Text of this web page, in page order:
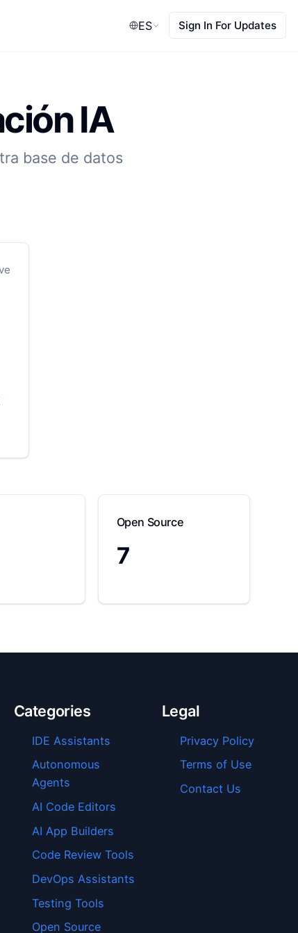
ES Sign In For Updates
IA
base de datos
Open Source
7
Categories
IDE Assistants
Autonomous
Agents
AI Code Editors
AI App Builders
Code Review Tools
DevOps Assistants
Testing Tools
Open Source
Legal
Privacy Policy
Terms of Use
Contact Us